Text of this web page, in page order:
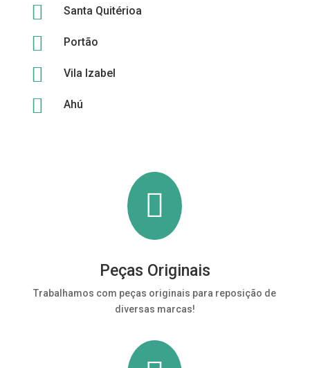
 Santa Quitérioa
 Portão
 Vila Izabel
 Ahú

Peças Originais
Trabalhamos com peças originais para reposição de
diversas marcas!